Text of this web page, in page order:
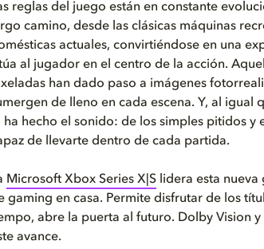
reglas del juego están en constante
camino, desde las clásicas máquinas
actuales, convirtiéndose en una
al jugador en el centro de la acción.
han dado paso a imágenes
de lleno en cada escena. Y, al igual
ha hecho el sonido: de los simples pitidos y
de llevarte dentro de cada partida.
Microsoft Xbox Series X|S lidera esta
gaming en casa. Permite disfrutar de los
abre la puerta al futuro. Dolby Vision
avance.